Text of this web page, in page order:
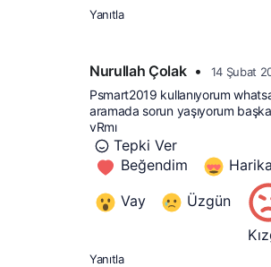
Yanıtla
Nurullah Çolak • 14 Şubat
Psmart2019 kullanıyorum
aramada sorun yaşıyorum
vRmı
Tepki Ver
Beğendim
Harika
Vay
Üzgün
Yanıtla